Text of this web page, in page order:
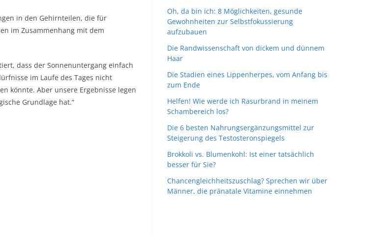
in den Gehirnteilen, die für
im Zusammenhang mit dem
dass der Sonnenuntergang einfach
im Laufe des Tages nicht
könnte. Aber unsere Ergebnisse legen
Grundlage hat.“
Oh, da bin ich: 8 Möglichkeiten, gesunde
Gewohnheiten zur Selbstfokussierung
aufzubauen
Die Randwissenschaft von dickem und dünnem
Haar
Die Stadien eines Lippenherpes, vom Anfang bis
zum Ende
Helfen! Wie werde ich Rasurbrand in meinem
Schambereich los?
Die 6 besten Nahrungsergänzungsmittel zur
Steigerung des Testosteronspiegels
Brokkoli vs. Blumenkohl: Ist einer tatsächlich
besser für Sie?
Chancengleichheitszuschlag? Sprechen wir über
Männer, die pränatale Vitamine einnehmen